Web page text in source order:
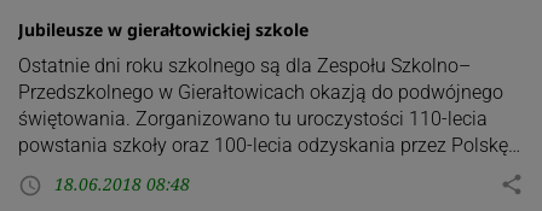
Jubileusze w gierałtowickiej szkole
Ostatnie dni roku szkolnego są dla Zespołu Szkolno–
Przedszkolnego w Gierałtowicach okazją do podwójnego
świętowania. Zorganizowano tu uroczystości 110-lecia
powstania szkoły oraz 100-lecia odzyskania przez Polskę…
access_time 18.06.2018 08:48 share